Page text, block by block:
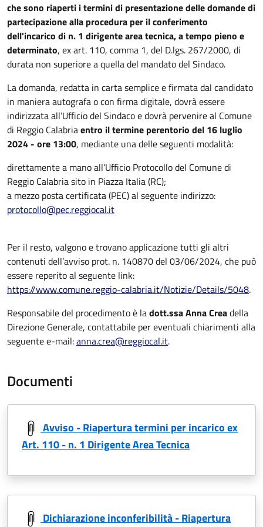
che sono riaperti i termini di presentazione delle domande di
partecipazione alla procedura per ilconferimento
dell'incarico di n. 1 dirigente area tecnica, a tempo pieno e
determinato, ex art. 110, comma 1, del D.lgs. 267/2000, di
durata non superiore a quella del mandato del Sindaco.
La domanda, redatta in carta semplice e firmata dal candidato
in maniera autografa o con firma digitale, dovrà essere
indirizzata all’Ufficio del Sindaco e dovrà pervenire al Comune
di Reggio Calabriaentro il termine perentorio del 16 luglio
2024 - ore 13:00, mediante una delle seguenti modalità:
direttamente a mano all’Ufficio Protocollo del Comune di
Reggio Calabria sito in Piazza Italia (RC);
a mezzo posta certificata (PEC) al seguente indirizzo:
protocollo@pec.reggiocal.it
Per il resto, valgono e trovano applicazione tutti gli altri
contenuti dell’avviso prot. n. 140870 del 03/06/2024, che può
essere reperito al seguente link:
https://www.comune.reggio-calabria.it/Notizie/Details/5048.
Responsabile del procedimento è ladott.ssa Anna Creadella
Direzione Generale, contattabile per eventuali chiarimenti alla
seguente e-mail:anna.crea@reggiocal.it.
Documenti
Avviso - Riapertura termini per incarico ex
Art. 110 - n. 1 Dirigente Area Tecnica
Dichiarazione inconferibilità - Riapertura